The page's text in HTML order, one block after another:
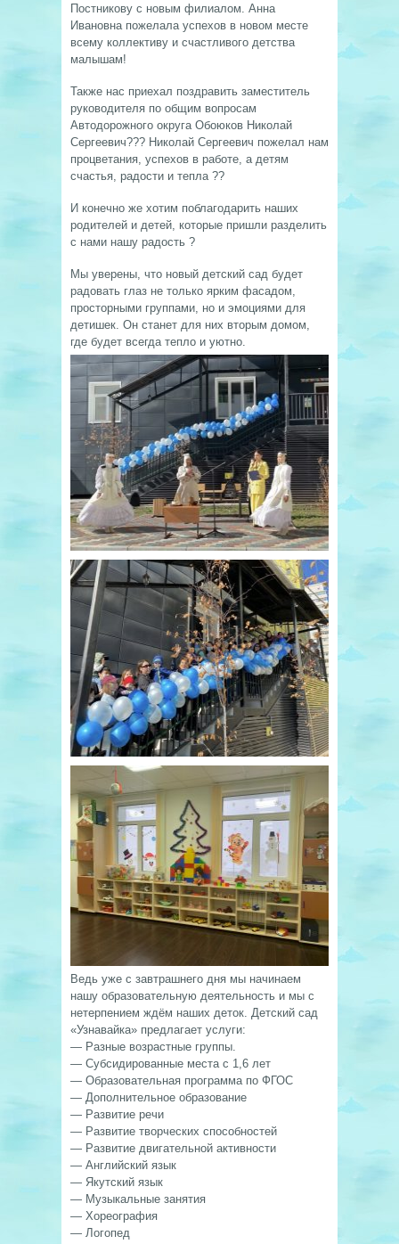
Постникову с новым филиалом. Анна
Ивановна пожелала успехов в новом месте
всему коллективу и счастливого детства
малышам!
Также нас приехал поздравить заместитель
руководителя по общим вопросам
Автодорожного округа Обоюков Николай
Сергеевич??? Николай Сергеевич пожелал нам
процветания, успехов в работе, а детям
счастья, радости и тепла ??
И конечно же хотим поблагодарить наших
родителей и детей, которые пришли разделить
с нами нашу радость ?
Мы уверены, что новый детский сад будет
радовать глаз не только ярким фасадом,
просторными группами, но и эмоциями для
детишек. Он станет для них вторым домом,
где будет всегда тепло и уютно.
Ведь уже с завтрашнего дня мы начинаем
нашу образовательную деятельность и мы с
нетерпением ждём наших деток. Детский сад
«Узнавайка» предлагает услуги:
— Разные возрастные группы.
— Субсидированные места с 1,6 лет
— Образовательная программа по ФГОС
— Дополнительное образование
— Развитие речи
— Развитие творческих способностей
— Развитие двигательной активности
— Английский язык
— Якутский язык
— Музыкальные занятия
— Хореография
— Логопед